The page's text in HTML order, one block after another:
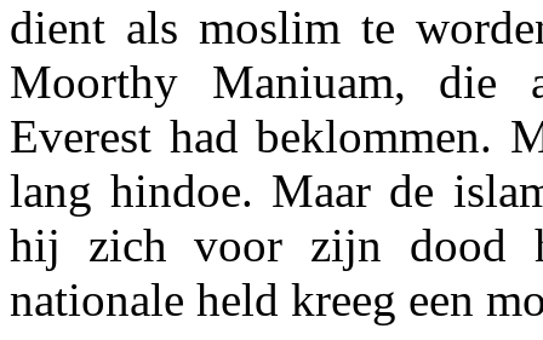
dient als moslim te
Moorthy Maniuam, die
Everest had beklommen.
lang hindoe. Maar de
hij zich voor zijn dood
nationale held kreeg een